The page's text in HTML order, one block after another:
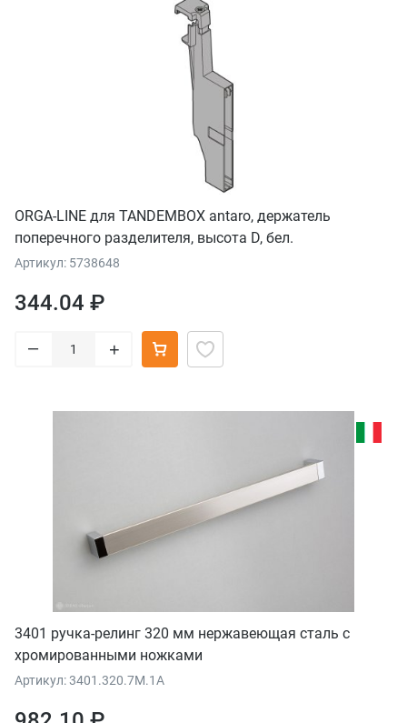
ORGA-LINE для TANDEMBOX antaro, держатель
поперечного разделителя, высота D, бел.
Артикул: 5738648
344.04 ₽
– +
3401 ручка-релинг 320 мм нержавеющая сталь с
хромированными ножками
Артикул: 3401.320.7M.1A